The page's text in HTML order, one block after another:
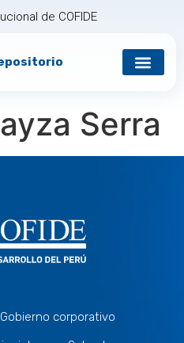
de COFIDE
Serra
Gobierno corporativo